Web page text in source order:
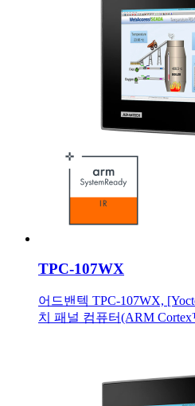
TPC-107WX
어드밴텍 TPC-107WX,
치 패널 컴퓨터(ARM